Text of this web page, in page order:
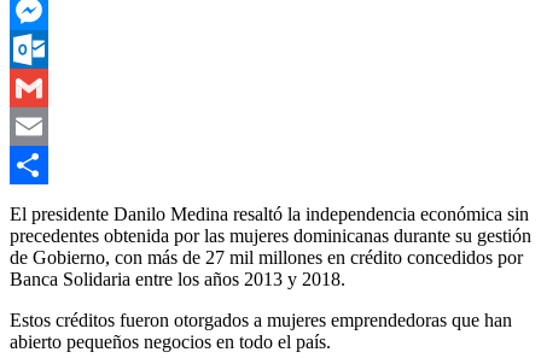
WhatsApp
Messenger
Outlook.com
Gmail
Email
Compartir
El presidente Danilo Medina resaltó la independencia económica sin
precedentes obtenida por las mujeres dominicanas durante su gestión
de Gobierno, con más de 27 mil millones en crédito concedidos por
Banca Solidaria entre los años 2013 y 2018.
Estos créditos fueron otorgados a mujeres emprendedoras que han
abierto pequeños negocios en todo el país.